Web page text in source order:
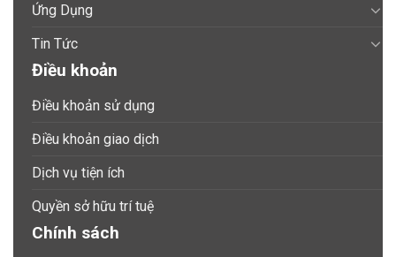
Ứng Dụng
Tin Tức
Điều khoản
Điều khoản sử dụng
Điều khoản giao dịch
Dịch vụ tiện ích
Quyền sở hữu trí tuệ
Chính sách